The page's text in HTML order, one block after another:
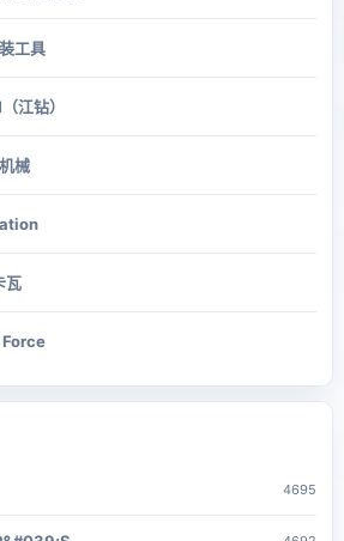
工具
江钻）
械
瓦
4695